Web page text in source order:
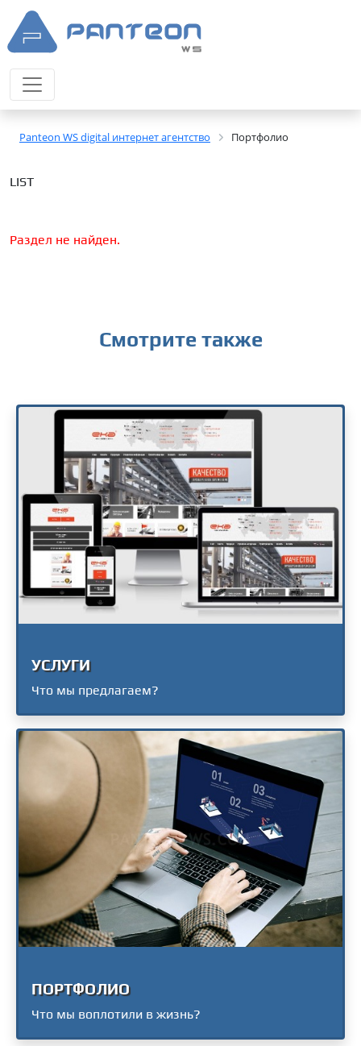
Panteon WS digital интернет агентство Портфолио
LIST
Раздел не найден.
Смотрите также
УСЛУГИ
Что мы предлагаем?
ПОРТФОЛИО
Что мы воплотили в жизнь?